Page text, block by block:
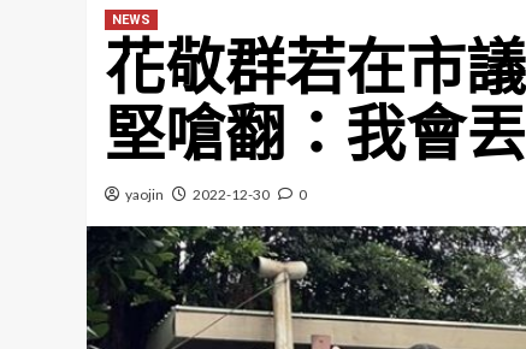
NEWS
花敬群若在市
堅嗆翻：我會
yaojin 2022-12-30 0